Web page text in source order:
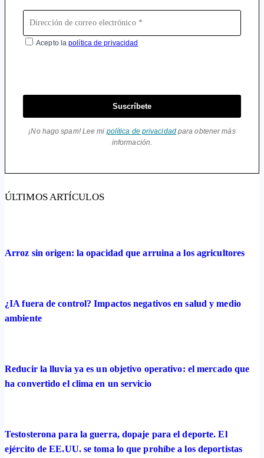
Acepto lapolítica de privacidad
Suscríbete
¡No hago spam! Lee mi política de privacidadpara obtener más
información.
ÚLTIMOS ARTÍCULOS
Arroz sin origen: la opacidad que arruina a los agricultores
¿IA fuera de control? Impactos negativos en salud y medio
ambiente
Reducir la lluvia ya es un objetivo operativo: el mercado que
ha convertido el clima en un servicio
Testosterona para la guerra, dopaje para el deporte. El
ejército de EE.UU. se toma lo que prohíbe a los deportistas